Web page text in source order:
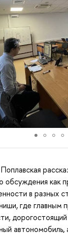
обсуждения как
в разных
где главным